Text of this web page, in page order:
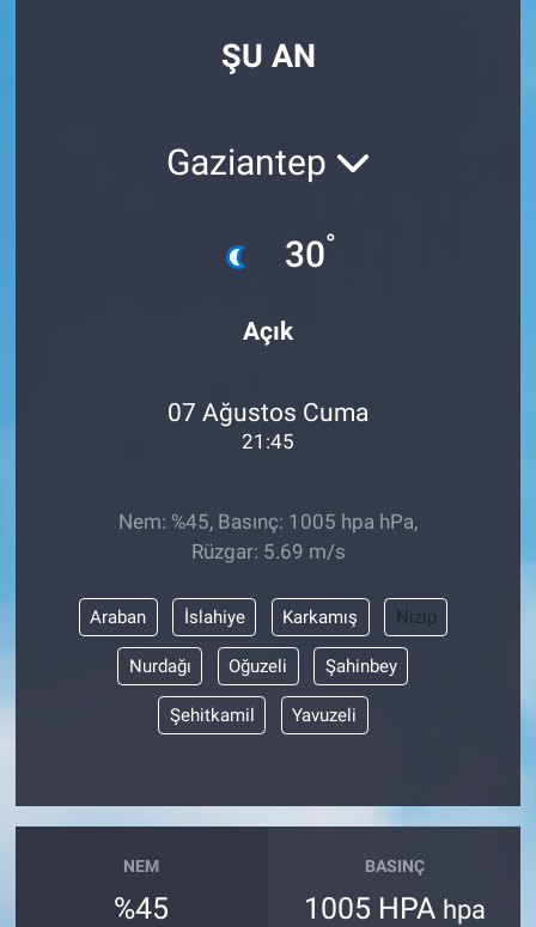
ŞU AN
Gaziantep
30°
Açık
07 Ağustos Cuma
21:45
Nem: %45, Basınç: 1005 hpa hPa,
Rüzgar: 5.69 m/s
Araban İslahiye Karkamış Nizip
Nurdağı Oğuzeli Şahinbey
Şehitkamil Yavuzeli
NEM
%45
BASINÇ
1005 HPA hpa